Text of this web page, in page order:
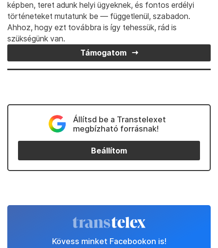
képben, teret adunk helyi ügyeknek, és fontos erdélyi
történeteket mutatunk be — függetlenül, szabadon.
Ahhoz, hogy ezt továbbra is így tehessük, rád is
szükségünk van.
Támogatom
Állítsd be a Transtelexet
megbízható forrásnak!
Beállítom
Kövess minket Facebookon is!